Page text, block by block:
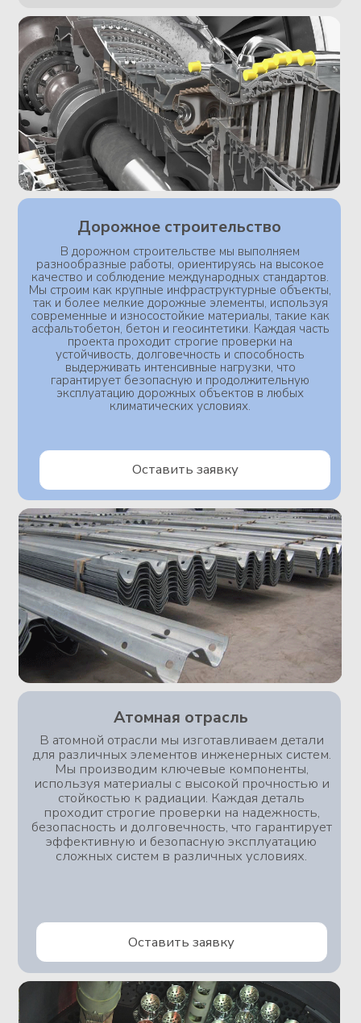
В сфере железнодорожного транспорта мы
комплектуем своими изделиями широкий спект
объектов, в том числе производственные,
испытательные и сборочные площадки. Наши детали
используются повсеместно: в вагоностроении,
электрилизации и многих других отраслях этой
сферы промышленности. Мы изготавливаем
комплектующие для тормозных механизмов,
мебельной продукции, аппаратов привода,
сборочных узлов - все компоненты проходят
строгий контроль качества сначала на нашей
площадке, а далее на территории заказчика. Четкий
механизм многократных проверок и испытаний
позволяет гарантировать конечному потребителю
безопасность эксплуатации столь ответственного
оборудования и комфортную эксплуатацию любого
вида железнодорожного транспорта.
Оставить заявку
Атомная отрасль
В атомной отрасли мы изготавливаем детали
для различных элементов инженерных систем.
Мы производим ключевые компоненты,
используя материалы с высокой прочностью и
стойкостью к радиации. Каждая деталь
проходит строгие проверки на надежность,
безопасность и долговечность, что гарантирует
эффективную и безопасную эксплуатацию
сложных систем в различных условиях.
Оставить заявку
Вакансии
Политика конфиденциальности
Автоматы продольного точения
+7 (812) 606 19-09